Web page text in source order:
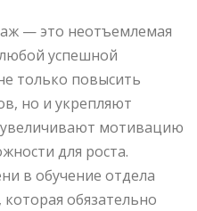
— это неотъемлемая
успешной
только повысить
но и укрепляют
мотивацию
для роста.
в обучение отдела
обязательно